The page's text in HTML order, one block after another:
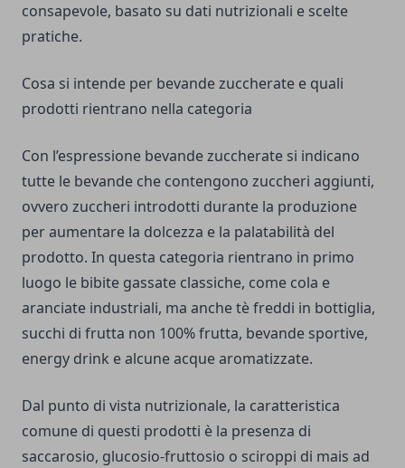
consapevole, basato su dati nutrizionali e scelte
pratiche.
Cosa si intende per bevande zuccherate e quali
prodotti rientrano nella categoria
Con l’espressione bevande zuccherate si indicano
tutte le bevande che contengono zuccheri aggiunti,
ovvero zuccheri introdotti durante la produzione
per aumentare la dolcezza e la palatabilità del
prodotto. In questa categoria rientrano in primo
luogo le bibite gassate classiche, come cola e
aranciate industriali, ma anche tè freddi in bottiglia,
succhi di frutta non 100% frutta, bevande sportive,
energy drink e alcune acque aromatizzate.
Dal punto di vista nutrizionale, la caratteristica
comune di questi prodotti è la presenza di
saccarosio, glucosio-fruttosio o sciroppi di mais ad